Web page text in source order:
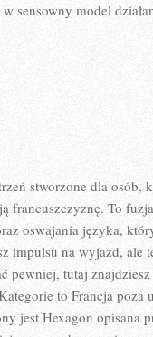
sensowny model
stworzone dla osób,
francuszczyznę. To
oswajania języka,
impulsu na wyjazd, ale
pewniej, tutaj znajdziesz
to Francja poza
jest Hexagon opisana